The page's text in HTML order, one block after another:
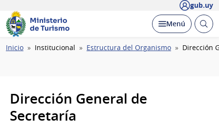
gub.uy
Ministerio
de Turismo
Desplegar
Menú Abrir
Ruta
Inicio Institucional Estructura del Organismo Dirección
Dirección General de
Secretaría